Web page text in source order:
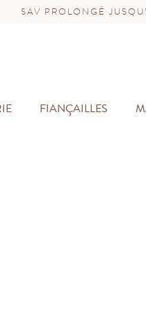
SAV PROLONGÉ
FIANÇAILLES